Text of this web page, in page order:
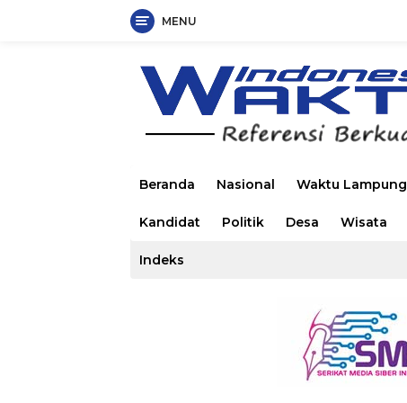
MENU
Beranda Nasional Waktu Lampung
Kandidat Politik Desa Wisata
Indeks